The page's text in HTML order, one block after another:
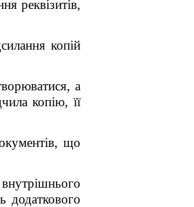
реквізитів,
копій
а
копію, її
що
додаткового